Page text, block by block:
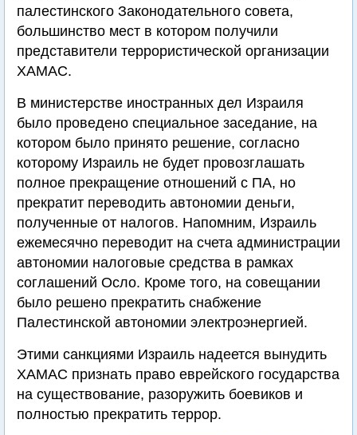
палестинского Законодательного совета,
большинство мест в котором получили
представители террористической организации
ХАМАС.
В министерстве иностранных дел Израиля
было проведено специальное заседание, на
котором было принято решение, согласно
которому Израиль не будет провозглашать
полное прекращение отношений с ПА, но
прекратит переводить автономии деньги,
полученные от налогов. Напомним, Израиль
ежемесячно переводит на счета администрации
автономии налоговые средства в рамках
соглашений Осло. Кроме того, на совещании
было решено прекратить снабжение
Палестинской автономии электроэнергией.
Этими санкциями Израиль надеется вынудить
ХАМАС признать право еврейского государства
на существование, разоружить боевиков и
полностью прекратить террор.